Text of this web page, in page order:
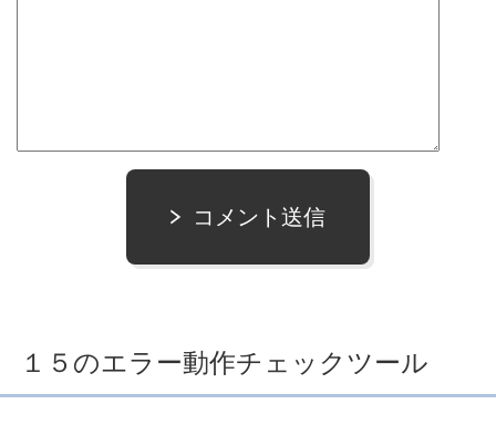
コメント送信
１５のエラー動作チェックツール